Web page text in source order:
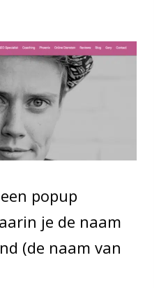
popup
je de naam
(de naam van